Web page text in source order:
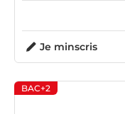
Je minscris
BAC+2